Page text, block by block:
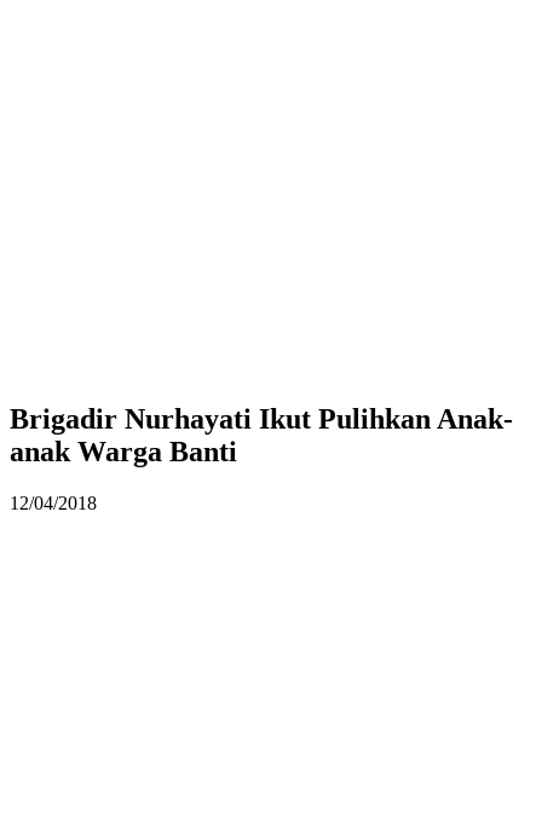
Brigadir Nurhayati Ikut Pulihkan Anak-
anak Warga Banti
12/04/2018